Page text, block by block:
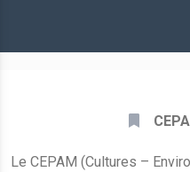
Le CEPAM (Cultures –